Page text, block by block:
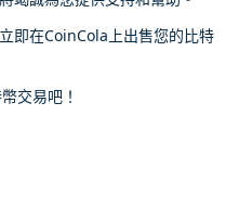
即在CoinCola上出售您的比特
交易吧！